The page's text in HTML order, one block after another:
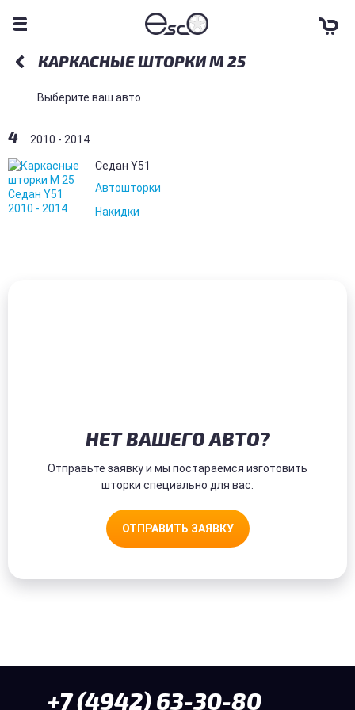
КАРКАСНЫЕ ШТОРКИ M 25
Выберите ваш авто
4 2010 - 2014
Седан Y51
Автошторки
Накидки
НЕТ ВАШЕГО АВТО?
Отправьте заявку и мы постараемся изготовить
шторки специально для вас.
ОТПРАВИТЬ ЗАЯВКУ
+7 (4942) 63-30-80